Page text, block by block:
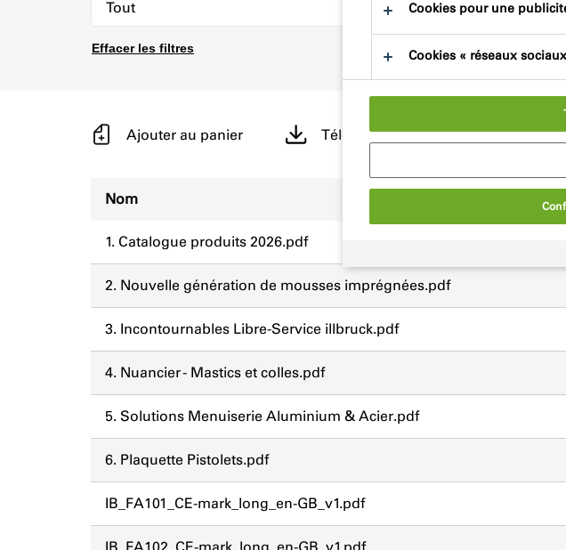
Effacer les filtres
Ajouter au panier Télécharger
Nom
1. Catalogue produits 2026.pdf
2. Nouvelle génération de mousses imprégnées.pdf
3. Incontournables Libre-Service illbruck.pdf
4. Nuancier - Mastics et colles.pdf
5. Solutions Menuiserie Aluminium & Acier.pdf
6. Plaquette Pistolets.pdf
IB_FA101_CE-mark_long_en-GB_v1.pdf
Cookies pour une
Cookies « réseaux